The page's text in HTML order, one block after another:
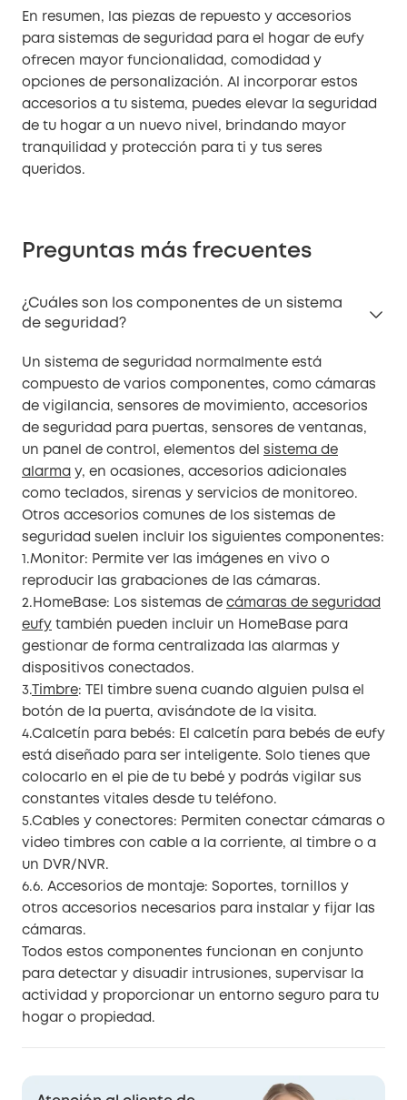
En resumen, las piezas de repuesto y accesorios
para sistemas de seguridad para el hogar de eufy
ofrecen mayor funcionalidad, comodidad y
opciones de personalización. Al incorporar estos
accesorios a tu sistema, puedes elevar la seguridad
de tu hogar a un nuevo nivel, brindando mayor
tranquilidad y protección para ti y tus seres
queridos.
Preguntas más frecuentes
¿Cuáles son los componentes de un sistema
de seguridad?
Un sistema de seguridad normalmente está
compuesto de varios componentes, como cámaras
de vigilancia, sensores de movimiento, accesorios
de seguridad para puertas, sensores de ventanas,
un panel de control, elementos del sistema de
alarma y, en ocasiones, accesorios adicionales
como teclados, sirenas y servicios de monitoreo.
Otros accesorios comunes de los sistemas de
seguridad suelen incluir los siguientes componentes:
1.Monitor: Permite ver las imágenes en vivo o
reproducir las grabaciones de las cámaras.
2.HomeBase: Los sistemas de cámaras de seguridad
eufy también pueden incluir un HomeBase para
gestionar de forma centralizada las alarmas y
dispositivos conectados.
3. Timbre: TEl timbre suena cuando alguien pulsa el
botón de la puerta, avisándote de la visita.
4.Calcetín para bebés: El calcetín para bebés de eufy
está diseñado para ser inteligente. Solo tienes que
colocarlo en el pie de tu bebé y podrás vigilar sus
constantes vitales desde tu teléfono.
5.Cables y conectores: Permiten conectar cámaras o
video timbres con cable a la corriente, al timbre o a
un DVR/NVR.
6.6. Accesorios de montaje: Soportes, tornillos y
otros accesorios necesarios para instalar y fijar las
cámaras.
Todos estos componentes funcionan en conjunto
para detectar y disuadir intrusiones, supervisar la
actividad y proporcionar un entorno seguro para tu
hogar o propiedad.